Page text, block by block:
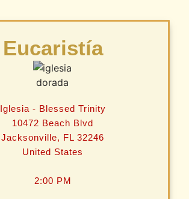
Eucaristía
Iglesia - Blessed Trinity
10472 Beach Blvd
Jacksonville, FL 32246
United States
2:00 PM